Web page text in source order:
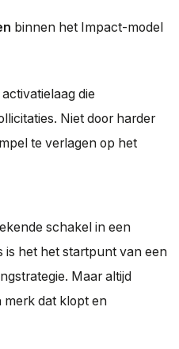
binnen het Impact-model
die
Niet door harder
te verlagen op het
schakel in een
is het het startpunt van een
Maar altijd
merk dat klopt en